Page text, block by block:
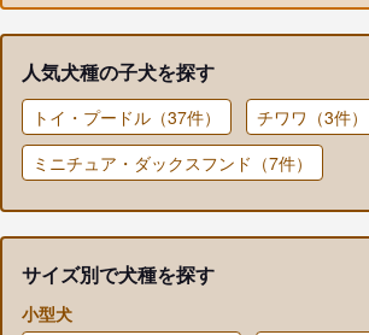
人気犬種の子犬を探す
トイ・プードル（37件）
チワワ（3件）
ミニチュア・ダックスフンド（7件）
サイズ別で犬種を探す
小型犬